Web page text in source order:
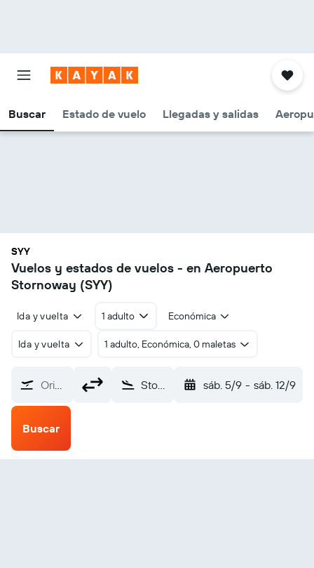
Buscar Estado de vuelo Llegadas y salidas
SYY
Vuelos y estados de vuelos - en Aeropuerto
Stornoway (SYY)
Ida y vuelta 1 adulto Económica
Ida y vuelta 1 adulto, Económica, 0 maletas
Origen Stornoway (SYY) sáb. 5/9 - sáb. 12/9
Buscar